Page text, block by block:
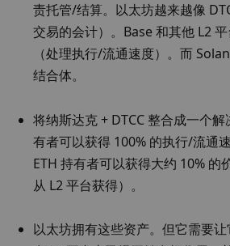
责托管/结算。以太坊越来越像
交易的会计）。Base 和其他 L2
（处理执行/流通速度）。而
结合体。
将纳斯达克 + DTCC 整合成一个
有者可以获得 100% 的执行/流通
ETH 持有者可以获得大约 10% 的
从 L2 平台获得）。
以太坊拥有这些资产。但它需要